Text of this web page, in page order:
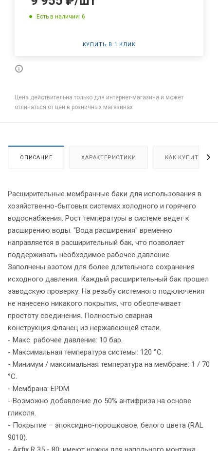
Есть в наличии: 6
КУПИТЬ В 1 КЛИК
Цена действительна только для интернет-магазина и может
отличаться от цен в розничных магазинах
ОПИСАНИЕ ХАРАКТЕРИСТИКИ КАК КУПИТЬ
Расширительные мембранные баки для использования в
хозяйственно-бытовых системах холодного и горячего
водоснабжения. Рост температуры в системе ведет к
расширению воды. "Вода расширения" временно
направляется в расширительный бак, что позволяет
поддерживать необходимое рабочее давление.
Заполнены азотом для более длительного сохранения
исходного давления. Каждый расширительный бак прошел
заводскую проверку. На резьбу системного подключения
не нанесено никакого покрытия, что обеспечивает
простоту соединения. Полностью сварная
конструкция.Фланец из нержавеющей стали.
- Макс. рабочее давление: 10 бар.
- Максимальная температура системы: 120 °C.
- Минимум / максимальная температура на мембране: 1 / 70
°C.
- Мембрана: EPDM.
- Возможно добавление до 50% антифриза на основе
гликоля.
- Покрытие – эпоксидно-порошковое, белого цвета (RAL
9010).